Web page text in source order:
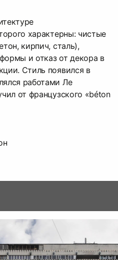
характерны: чистые
кирпич, сталь),
и отказ от декора в
Стиль появился в
работами Ле
от французского «béton